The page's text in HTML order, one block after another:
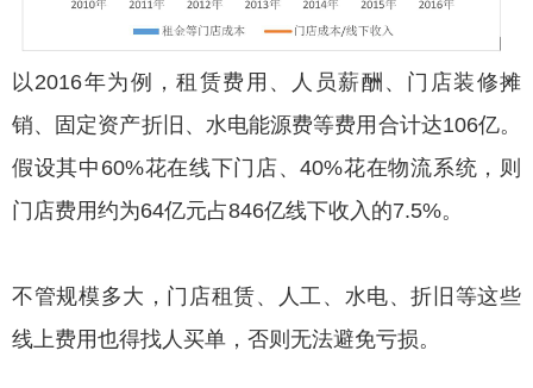
以2016年为例，租赁费用、人员薪酬、门店装修摊
销、固定资产折旧、水电能源费等费用合计达106亿。
假设其中60%花在线下门店、40%花在物流系统，则
门店费用约为64亿元占846亿线下收入的7.5%。
不管规模多大，门店租赁、人工、水电、折旧等这些
线上费用也得找人买单，否则无法避免亏损。